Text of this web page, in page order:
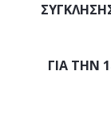
ΓΙΑ ΤΗΝ